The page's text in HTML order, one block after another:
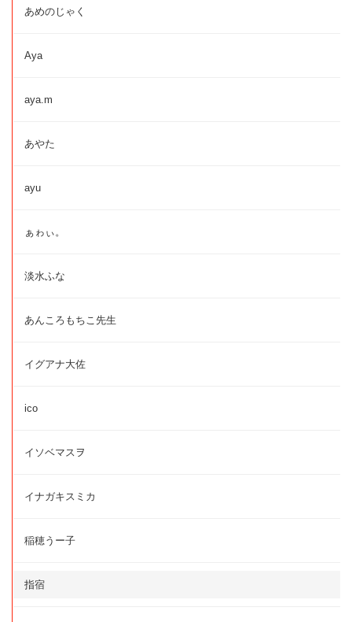
あめのじゃく
Aya
aya.m
あやた
ayu
ぁゎぃ。
淡水ふな
あんころもちこ先生
イグアナ大佐
ico
イソベマスヲ
イナガキスミカ
稲穂うー子
指宿